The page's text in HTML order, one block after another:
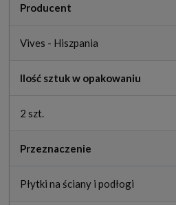
Producent
Vives - Hiszpania
Ilość sztuk w opakowaniu
2 szt.
Przeznaczenie
Płytki na ściany i podłogi